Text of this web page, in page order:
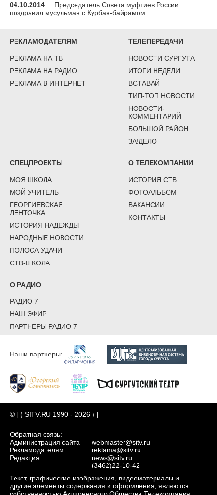
04.10.2014
Председатель Совета муфтиев России
поздравил мусульман с Курбан-байрамом
РЕКЛАМОДАТЕЛЯМ
РЕКЛАМА НА ТВ
РЕКЛАМА НА РАДИО
РЕКЛАМА В ИНТЕРНЕТ
ТЕЛЕПЕРЕДАЧИ
НОВОСТИ СУРГУТА
ИТОГИ НЕДЕЛИ
ВСТАВАЙ
ТИП-ТОП НОВОСТИ
НОВОСТИ-
КОММЕНТАРИЙ
БОЛЬШОЙ РАЙОН
ЗА!ДЕЛО
СПЕЦПРОЕКТЫ
МОЯ ШКОЛА
МОЙ УЧИТЕЛЬ
ГЕОРГИЕВСКАЯ
ЛЕНТОЧКА
ИСТОРИЯ НАДЕЖДЫ
НАРОДНЫЕ НОВОСТИ
ПОЛОСА УДАЧИ
СТВ-ШКОЛА
О ТЕЛЕКОМПАНИИ
ИСТОРИЯ СТВ
ФОТОАЛЬБОМ
ВАКАНСИИ
КОНТАКТЫ
О РАДИО
РАДИО 7
НАШ ЭФИР
ПАРТНЕРЫ РАДИО 7
Наши партнеры:
© [ ( SITV.RU 1990 - 2026 ) ]
Обратная связь:
Администрация сайта
Рекламодателям
Редакция
webmaster@sitv.ru
reklama@sitv.ru
news@sitv.ru
(3462)22-10-42
Текст, графические изображения, видеоматериалы и
другие элементы содержания и оформления, являются